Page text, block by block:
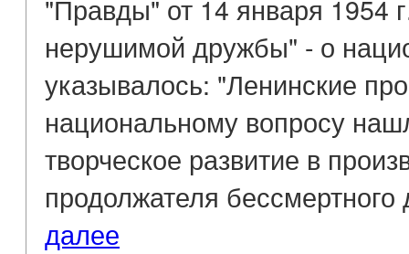
"Правды" от 14 января 1954
нерушимой дружбы" - о
указывалось: "Ленинские
национальному вопросу
творческое развитие в
продолжателя
далее